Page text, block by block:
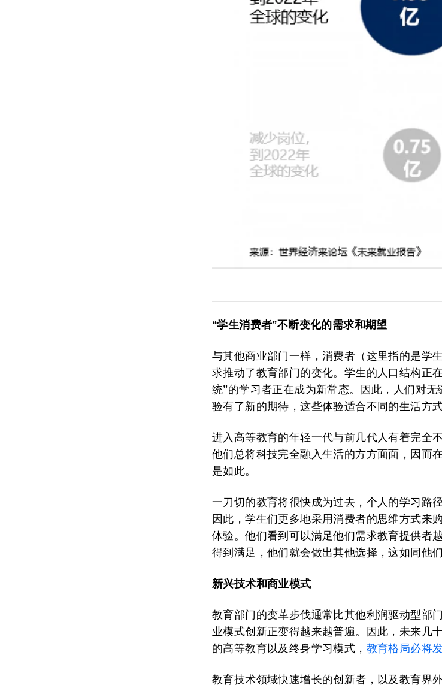
“学生消费者”不断变化的需求和期望
与其他商业部门一样，消费者（这里指的是学
求推动了教育部门的变化。学生的人口结构正
统”的学习者正在成为新常态。因此，人们对
验有了新的期待，这些体验适合不同的生活方
进入高等教育的年轻一代与前几代人有着完全
他们总将科技完全融入生活的方方面面，因而
是如此。
一刀切的教育将很快成为过去，个人的学习路
因此，学生们更多地采用消费者的思维方式来
体验。他们看到可以满足他们需求教育提供者
得到满足，他们就会做出其他选择，这如同他
新兴技术和商业模式
教育部门的变革步伐通常比其他利润驱动型部
业模式创新正变得越来越普遍。因此，未来几
的高等教育以及终身学习模式， 教育格局必将
教育技术领域快速增长的创新者，以及教育界